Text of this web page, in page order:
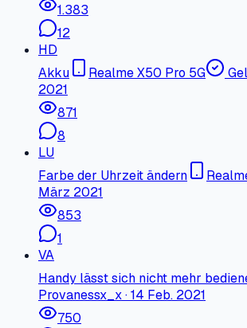
1.383
12
HD
Akku
Realme X50 Pro 5G
2021
871
8
LU
Farbe der Uhrzeit ändern
März 2021
853
1
VA
Handy lässt sich nicht mehr
Provanessx_x·14 Feb. 2021
750